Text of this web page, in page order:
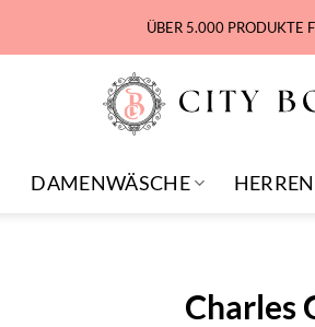
ÜBER 5.000 PRODUKTE
DAMENWÄSCHE
Charles